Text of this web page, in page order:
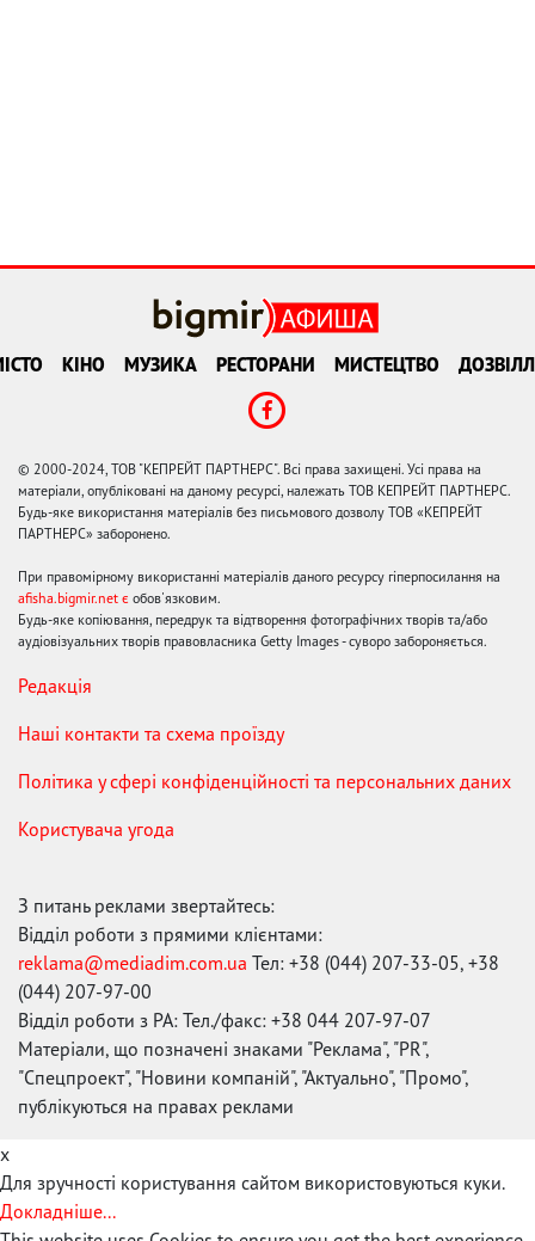
КІНО МУЗИКА РЕСТОРАНИ МИСТЕЦТВО
© 2000-2024, ТОВ "КЕПРЕЙТ ПАРТНЕРС". Всі права захищені. Усі права на
матеріали, опубліковані на даному ресурсі, належать ТОВ КЕПРЕЙТ ПАРТНЕРС.
Будь-яке використання матеріалів без письмового дозволу ТОВ «КЕПРЕЙТ
ПАРТНЕРС» заборонено.
При правомірному використанні матеріалів даного ресурсу гіперпосилання на
afisha.bigmir.net є обов'язковим.
Будь-яке копіювання, передрук та відтворення фотографічних творів та/або
аудіовізуальних творів правовласника Getty Images - суворо забороняється.
Редакція
Наші контакти та схема проїзду
Політика у сфері конфіденційності та персональних даних
Користувача угода
З питань реклами звертайтесь:
Відділ роботи з прямими клієнтами:
reklama@mediadim.com.ua Тел: +38 (044) 207-33-05, +38
(044) 207-97-00
Відділ роботи з РА: Тел./факс: +38 044 207-97-07
Матеріали, що позначені знаками "Реклама", "PR",
"Спецпроект", "Новини компаній", "Актуально", "Промо",
публікуються на правах реклами
x
Для зручності користування сайтом використовуються куки.
Докладніше...